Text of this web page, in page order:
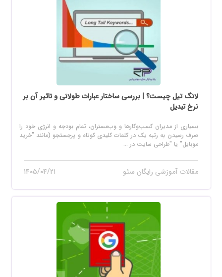
لانگ تیل چیست؟ | بررسی ساختار عبارات طولانی و تاثیر آن بر
نرخ تبدیل
بسیاری از مدیران کسب‌وکارها و وب‌مستران، تمام بودجه و انرژی خود را
صرف رسیدن به رتبه یک در کلمات کلیدی کوتاه و پرجستجو (مانند "خرید
موبایل" یا "طراحی سایت در ...
مقالات آموزشی رایگان سئو ۱۴۰۵/۰۴/۲۱